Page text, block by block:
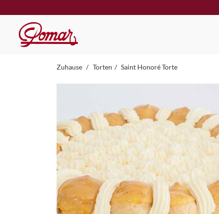
Zuhause Torten Saint Honoré Torte